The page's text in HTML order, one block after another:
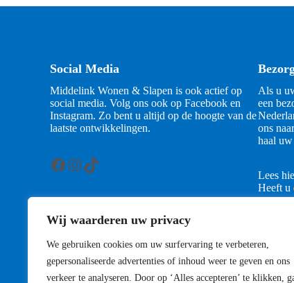
Wij waarderen uw privacy
We gebruiken cookies om uw surfervaring te verbeteren,
gepersonaliseerde advertenties of inhoud weer te geven en ons
verkeer te analyseren. Door op ‘Alles accepteren’ te klikken,
Social Media
Middelink Wonen & Slapen is ook actief op
social media. Volg ons ook op Facebook en
Instagram. Zo bent u altijd op de hoogte van de
laatste ontwikkelingen.
Facebook
Instagram
TikTok
Als u
een
ons
haal
Lees
Heeft u
contact